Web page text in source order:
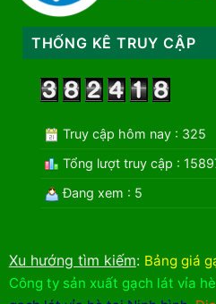
THỐNG KÊ TRUY CẬP
Truy cập hôm nay : 325
Tổng lượt truy cập :
Đang xem : 5
Xu hướng tìm kiếm: Bảng giá
Công ty sản xuất gạch lát vỉa